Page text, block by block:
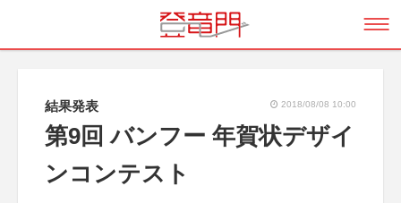
結果発表 2018/08/08 10:00
第9回 バンフー 年賀状デザイ
ンコンテスト